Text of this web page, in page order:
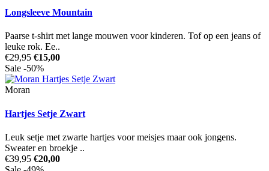
Longsleeve Mountain
Paarse t-shirt met lange mouwen voor kinderen. Tof op een jeans of
leuke rok. Ee..
€29,95 €15,00
Sale -50%
Moran
Hartjes Setje Zwart
Leuk setje met zwarte hartjes voor meisjes maar ook jongens.
Sweater en broekje ..
€39,95 €20,00